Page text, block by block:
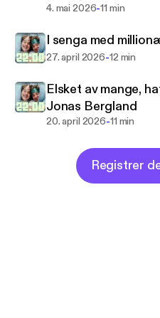
4. mai 2026-11 min
I senga med
27. april 2026-12 min
Elsket av mange,
Jonas Bergland
20. april 2026-11 min
Registrer